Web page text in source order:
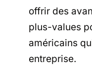
offrir des
plus-values
américains
entreprise.